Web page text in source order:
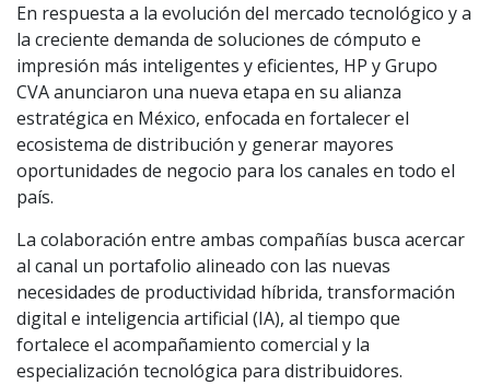
En respuesta a la evolución del mercado tecnológico y a
la creciente demanda de soluciones de cómputo e
impresión más inteligentes y eficientes, HP y Grupo
CVA anunciaron una nueva etapa en su alianza
estratégica en México, enfocada en fortalecer el
ecosistema de distribución y generar mayores
oportunidades de negocio para los canales en todo el
país.
La colaboración entre ambas compañías busca acercar
al canal un portafolio alineado con las nuevas
necesidades de productividad híbrida, transformación
digital e inteligencia artificial (IA), al tiempo que
fortalece el acompañamiento comercial y la
especialización tecnológica para distribuidores.